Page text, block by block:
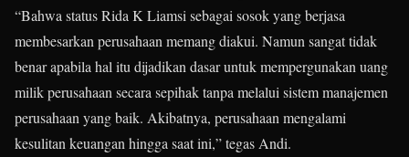
“Bahwa status Rida K Liamsi sebagai sosok yang berjasa
membesarkan perusahaan memang diakui. Namun sangat tidak
benar apabila hal itu dijadikan dasar untuk mempergunakan uang
milik perusahaan secara sepihak tanpa melalui sistem manajemen
perusahaan yang baik. Akibatnya, perusahaan mengalami
kesulitan keuangan hingga saat ini,” tegas Andi.